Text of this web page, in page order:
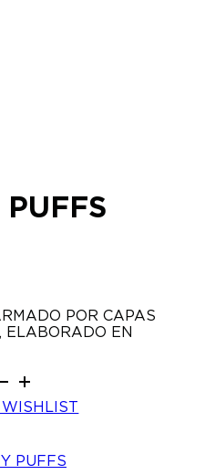
POR CAPAS
ELABORADO EN
PUFFS